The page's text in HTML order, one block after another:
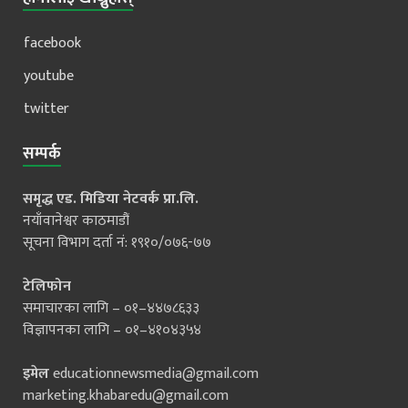
facebook
youtube
twitter
सम्पर्क
समृद्ध एड. मिडिया नेटवर्क प्रा.लि.
नयाँवानेश्वर काठमाडौं
सूचना विभाग दर्ता नं: १९१०/०७६-७७
टेलिफोन
समाचारका लागि – ०१–४४७८६३३
विज्ञापनका लागि – ०१–४१०४३५४
इमेलeducationnewsmedia@gmail.com
marketing.khabaredu@gmail.com